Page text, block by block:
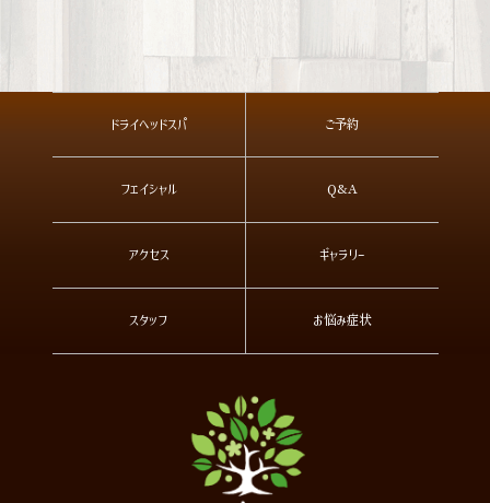
ドライヘッドスパ ご予約
フェイシャル Q&A
アクセス ギャラリー
スタッフ お悩み症状